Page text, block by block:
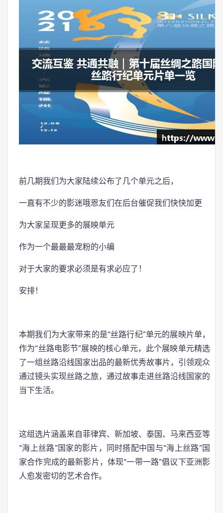
前几期我们为大家陆续公布了几个单元之后，
一直有不少的影迷哦恩友们在后台催促我们快快加更
为大家呈现更多的展映单元
作为一个最最最宠粉的小编
对于大家的要求必须是有求必应了！
安排！
本期我们为大家带来的是“丝路行纪”单元的展映片单，
作为“丝路电影节”展映的核心单元，此个展映单元精选
了一组丝路沿线国家出品的最新优秀故事片，引领观众
通过镜头实现丝路之旅，通过故事走进丝路沿线国家的
当下生活。
这组选片涵盖来自菲律宾、新加坡、泰国、马来西亚等
“海上丝路”国家的影片，同时搭配中国与“海上丝路”国
家合作完成的最新影片，体现“一带一路”倡议下亚洲影
人愈发密切的艺术合作。